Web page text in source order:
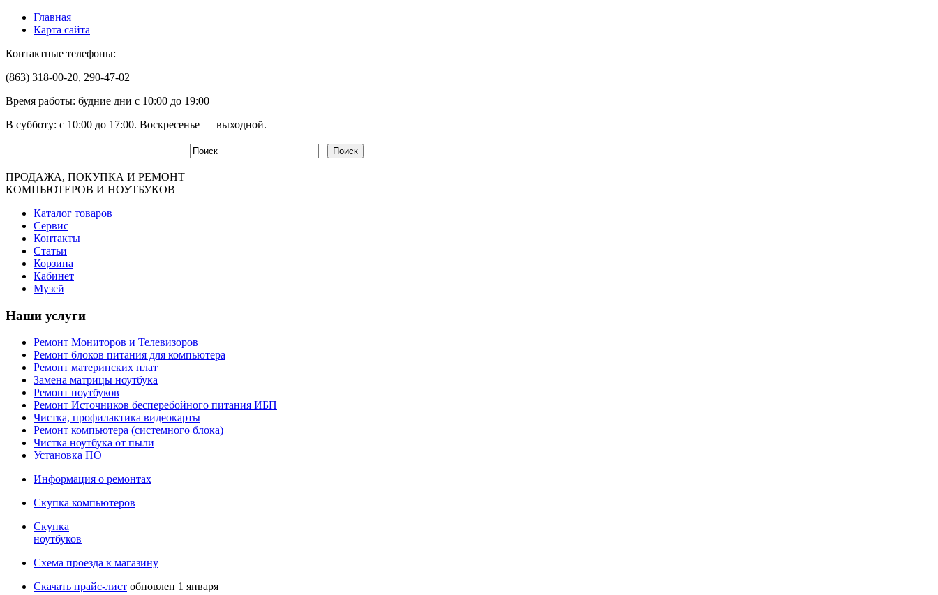
Главная
Карта сайта
Контактные телефоны:
(863) 318-00-20, 290-47-02
Время работы: будние дни с 10:00 до 19:00
В субботу: с 10:00 до 17:00. Воскресенье — выходной.
ПРОДАЖА, ПОКУПКА И РЕМОНТ
КОМПЬЮТЕРОВ И НОУТБУКОВ
Каталог товаров
Сервис
Контакты
Статьи
Корзина
Кабинет
Музей
Наши услуги
Ремонт Мониторов и Телевизоров
Ремонт блоков питания для компьютера
Ремонт материнских плат
Замена матрицы ноутбука
Ремонт ноутбуков
Ремонт Источников бесперебойного питания ИБП
Чистка, профилактика видеокарты
Ремонт компьютера (системного блока)
Чистка ноутбука от пыли
Установка ПО
Информация о ремонтах
Скупка компьютеров
Cкупка
ноутбуков
Схема проезда к магазину
Скачать прайс-лист обновлен 1 января